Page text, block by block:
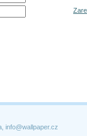
info@wallpaper.cz